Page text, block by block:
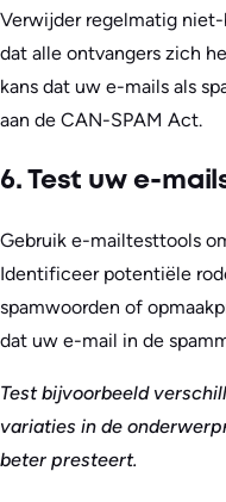
Verwijder regelmatig
dat alle ontvangers zich
kans dat uw e-mails als
aan de CAN-SPAM Act.
6. Test uw e-
Gebruik e-mailtesttools
Identificeer potentiële
spamwoorden of
dat uw e-mail in de
Test bijvoorbeeld
variaties in de
beter presteert.